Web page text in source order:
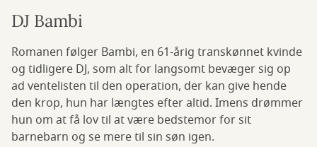
DJ Bambi
Romanen følger Bambi, en 61-årig transkønnet kvinde
og tidligere DJ, som alt for langsomt bevæger sig op
ad ventelisten til den operation, der kan give hende
den krop, hun har længtes efter altid. Imens drømmer
hun om at få lov til at være bedstemor for sit
barnebarn og se mere til sin søn igen.